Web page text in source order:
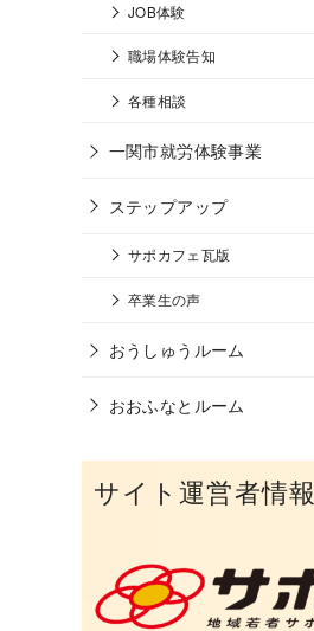
JOB体験
職場体験告知
各種相談
一関市就労体験事業
ステップアップ
サポカフェ瓦版
卒業生の声
おうしゅうルーム
おおふなとルーム
サイト運営者情報